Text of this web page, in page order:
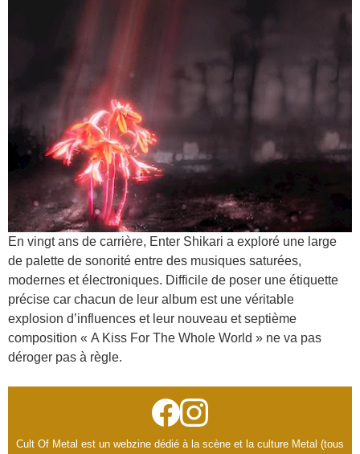
En vingt ans de carrière, Enter Shikari a exploré une large
de palette de sonorité entre des musiques saturées,
modernes et électroniques. Difficile de poser une étiquette
précise car chacun de leur album est une véritable
explosion d’influences et leur nouveau et septième
composition « A Kiss For The Whole World » ne va pas
déroger pas à règle.
Cult Of Metal est un webzine dédié à la scène et la culture Metal (tous